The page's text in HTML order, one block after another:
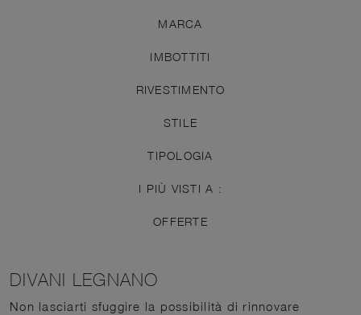
MARCA
IMBOTTITI
RIVESTIMENTO
STILE
TIPOLOGIA
I PIÙ VISTI A :
OFFERTE
DIVANI LEGNANO
Non lasciarti sfuggire la possibilità di rinnovare